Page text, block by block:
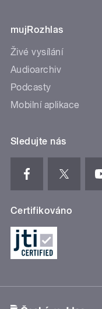
mujRozhlas
Živé vysílání
Audioarchiv
Podcasty
Mobilní aplikace
Sledujte nás
Certifikováno